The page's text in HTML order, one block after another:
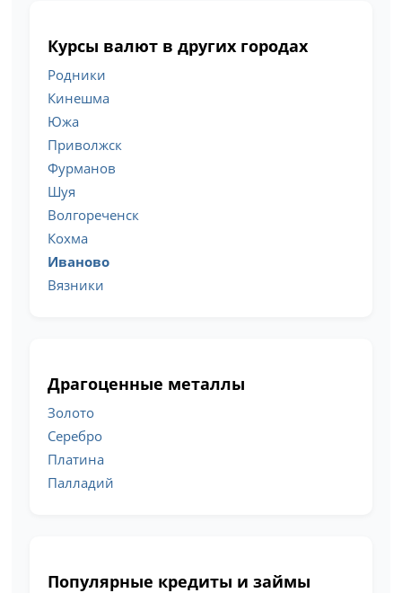
Курсы валют в других городах
Родники
Кинешма
Южа
Приволжск
Фурманов
Шуя
Волгореченск
Кохма
Иваново
Вязники
Драгоценные металлы
Золото
Серебро
Платина
Палладий
Популярные кредиты и займы